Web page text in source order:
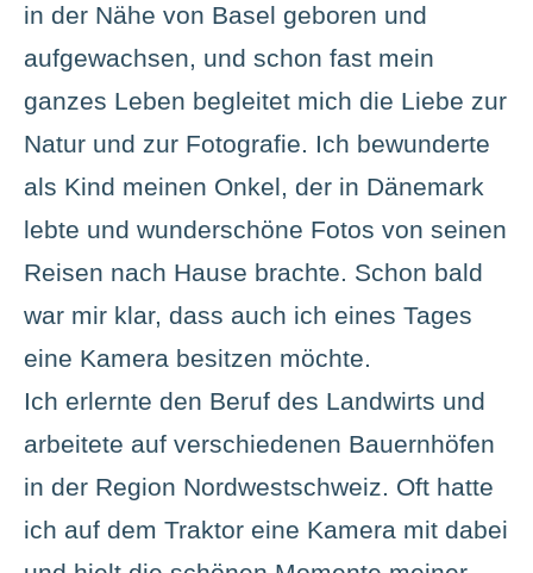
in der Nähe von Basel geboren und
aufgewachsen, und schon fast mein
ganzes Leben begleitet mich die Liebe zur
Natur und zur Fotografie. Ich bewunderte
als Kind meinen Onkel, der in Dänemark
lebte und wunderschöne Fotos von seinen
Reisen nach Hause brachte. Schon bald
war mir klar, dass auch ich eines Tages
eine Kamera besitzen möchte.
Ich erlernte den Beruf des Landwirts und
arbeitete auf verschiedenen Bauernhöfen
in der Region Nordwestschweiz. Oft hatte
ich auf dem Traktor eine Kamera mit dabei